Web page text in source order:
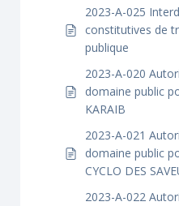
2023-A-025
constitutives de
publique
2023-A-020
domaine public
KARAIB
2023-A-021
domaine public
CYCLO DES
2023-A-022